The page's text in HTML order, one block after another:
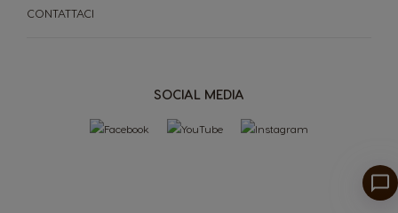
CAPSULE
MACCHINE
SOCIAL MEDIA
CONTATTACI